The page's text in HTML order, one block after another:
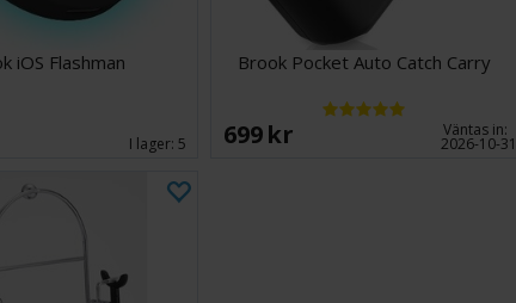
iOS Flashman
I lager: 5
Brook Pocket Auto Catch Carry
699 SEK Väntas in:
2026-10-31